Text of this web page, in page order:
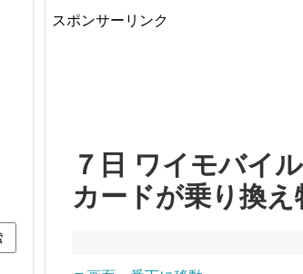
スポンサーリンク
７日 ワイモバイ
カードが乗り換え